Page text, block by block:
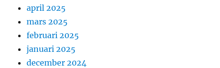
april 2025
mars 2025
februari 2025
januari 2025
december 2024